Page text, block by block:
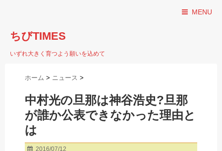
MENU
ちびTIMES
いずれ大きく育つよう願いを込めて
ホーム > ニュース >
中村光の旦那は神谷浩史?旦那
が誰か公表できなかった理由と
は
2016/07/12